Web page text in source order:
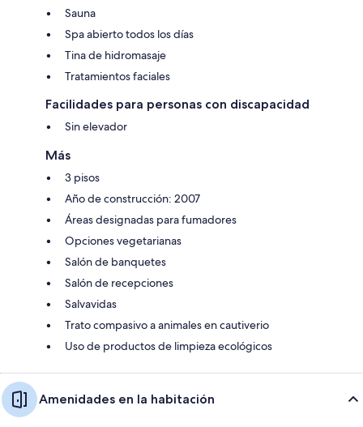
Sauna
Spa abierto todos los días
Tina de hidromasaje
Tratamientos faciales
Facilidades para personas con discapacidad
Sin elevador
Más
3 pisos
Año de construcción: 2007
Áreas designadas para fumadores
Opciones vegetarianas
Salón de banquetes
Salón de recepciones
Salvavidas
Trato compasivo a animales en cautiverio
Uso de productos de limpieza ecológicos
Amenidades en la habitación